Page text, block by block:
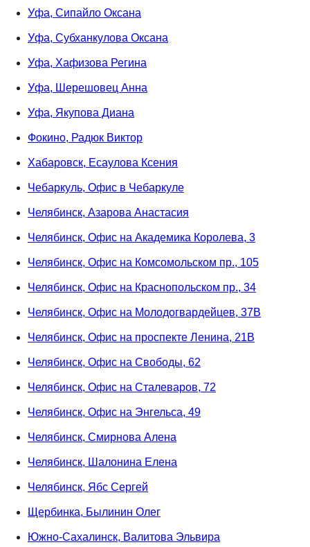
Уфа, Сипайло Оксана
Уфа, Субханкулова Оксана
Уфа, Хафизова Регина
Уфа, Шерешовец Анна
Уфа, Якупова Диана
Фокино, Радюк Виктор
Хабаровск, Есаулова Ксения
Чебаркуль, Офис в Чебаркуле
Челябинск, Азарова Анастасия
Челябинск, Офис на Академика Королева, 3
Челябинск, Офис на Комсомольском пр., 105
Челябинск, Офис на Краснопольском пр., 34
Челябинск, Офис на Молодогвардейцев, 37В
Челябинск, Офис на проспекте Ленина, 21В
Челябинск, Офис на Свободы, 62
Челябинск, Офис на Сталеваров, 72
Челябинск, Офис на Энгельса, 49
Челябинск, Смирнова Алена
Челябинск, Шалонина Елена
Челябинск, Ябс Сергей
Щербинка, Былинин Олег
Южно-Сахалинск, Валитова Эльвира